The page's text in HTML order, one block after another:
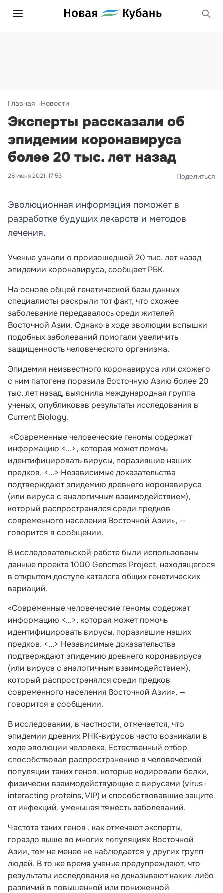
Главная Новости
Эксперты рассказали об
эпидемии коронавируса
более 20 тыс. лет назад
28 июня 2021, 17:53 Поделиться
Эволюционная информация поможет в
разработке будущих лекарств и методов
лечения.
Ученые узнали о произошедшей 20 тыс. лет назад
эпидемии коронавируса, сообщает РБК.
На основе общей генетической базы данных
специалисты раскрыли тот факт, что схожее
заболевание передавалось среди жителей
Восточной Азии. Однако в ходе эволюции вспышки
подобных заболеваний помогали увеличить
защищенность человеческого организма.
Эпидемия неизвестного коронавируса или схожего
с ним патогена поразила Восточную Азию более 20
тыс. лет назад, выяснила международная группа
ученых, опубликовав результаты исследования в
Current Biology.
«Современные человеческие геномы содержат
информацию <...>, которая может помочь
идентифицировать вирусы, поразившие наших
предков. <...> Независимые доказательства
подтверждают эпидемию древнего коронавируса
(или вируса с аналогичным взаимодействием),
который распространялся среди предков
современного населения Восточной Азии», —
говорится в сообщении.
В исследовательской работе были использованы
данные проекта 1000 Genomes Project, находящегося
в открытом доступе каталога общих генетических
вариаций.
«Современные человеческие геномы содержат
информацию <...>, которая может помочь
идентифицировать вирусы, поразившие наших
предков. <...> Независимые доказательства
подтверждают эпидемию древнего коронавируса
(или вируса с аналогичным взаимодействием),
который распространялся среди предков
современного населения Восточной Азии», —
говорится в сообщении.
В исследовании, в частности, отмечается, что
эпидемии древних РНК-вирусов часто возникали в
ходе эволюции человека. Естественный отбор
способствовал распространению в человеческой
популяции таких генов, которые кодировали белки,
физически взаимодействующие с вирусами (virus-
interacting proteins, VIP) и способствовавшие защите
от инфекций, уменьшая тяжесть заболеваний.
Частота таких генов , как отмечают эксперты,
гораздо выше во многих популяциях Восточной
Азии, тем не менее не наблюдается у других групп
людей. В то же время ученые предупреждают, что
результаты исследования не доказывают каких-либо
различий в повышенной или пониженной